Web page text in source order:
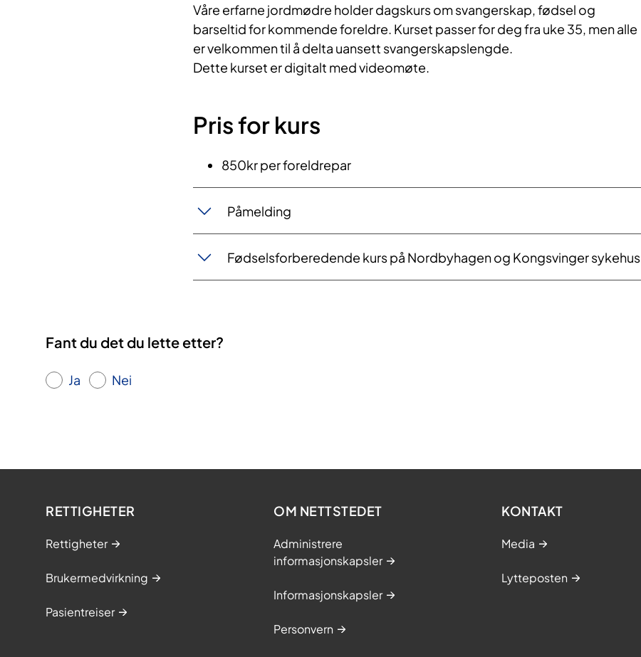
Våre erfarne jordmødre holder dagskurs om svangerskap, fødsel og
barseltid for kommende foreldre. Kurset passer for deg fra uke 35, men alle
er velkommen til å delta uansett svangerskapslengde.
Dette kurset er digitalt med videomøte.
Pris for kurs
850kr per foreldrepar
Påmelding
Fødselsforberedende kurs på Nordbyhagen og Kongsvinger sykehus
Fant du det du lette etter?
Ja Nei
RETTIGHETER
Rettigheter
Brukermedvirkning
Pasientreiser
OM NETTSTEDET
Administrere
informasjonskapsler
Informasjonskapsler
Personvern
KONTAKT
Media
Lytteposten